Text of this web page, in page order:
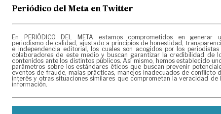
Periódico del Meta en Twitter
En PERIÓDICO DEL META estamos comprometidos en generar
periodismo de calidad, ajustado a principios de honestidad,
e independencia editorial, los cuales son acogidos por los periodistas
colaboradores de este medio y buscan garantizar la credibilidad de
contenidos ante los distintos públicos. Así mismo, hemos establecido
parámetros sobre los estándares éticos que buscan prevenir
eventos de fraude, malas prácticas, manejos inadecuados de conflicto
interés y otras situaciones similares que comprometan la veracidad de
información.